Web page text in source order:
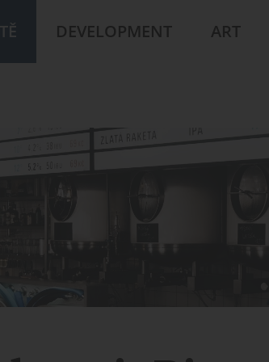
DEVELOPMENT ART